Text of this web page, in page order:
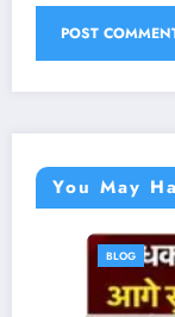
You May